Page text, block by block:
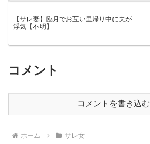
【サレ妻】臨月でお互い里帰り中に夫が
浮気【不明】
コメント
コメントを書き込む
ホーム サレ女